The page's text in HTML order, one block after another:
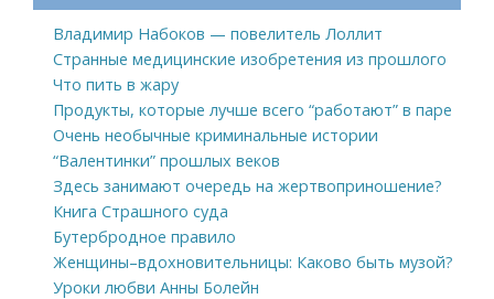
Владимир Набоков — повелитель Лоллит
Странные медицинские изобретения из прошлого
Что пить в жару
Продукты, которые лучше всего “работают” в паре
Очень необычные криминальные истории
“Валентинки” прошлых веков
Здесь занимают очередь на жертвоприношение?
Книга Страшного суда
Бутербродное правило
Женщины–вдохновительницы: Каково быть музой?
Уроки любви Анны Болейн